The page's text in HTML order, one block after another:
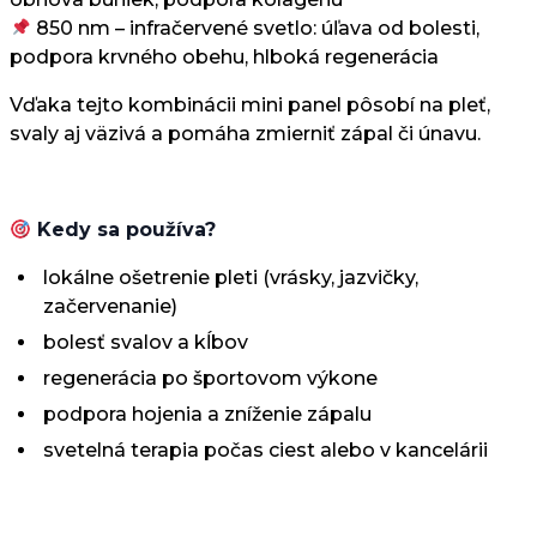
850 nm – infračervené svetlo: úľava od bolesti,
podpora krvného obehu, hlboká regenerácia
Vďaka tejto kombinácii mini panel pôsobí na pleť,
svaly aj väzivá a pomáha zmierniť zápal či únavu.
Kedy sa používa?
lokálne ošetrenie pleti (vrásky, jazvičky,
začervenanie)
bolesť svalov a kĺbov
regenerácia po športovom výkone
podpora hojenia a zníženie zápalu
svetelná terapia počas ciest alebo v kancelárii